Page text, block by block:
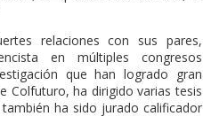
relaciones con sus pares,
en múltiples congresos
que han logrado gran
Colfuturo, ha dirigido varias tesis
ha sido jurado calificador